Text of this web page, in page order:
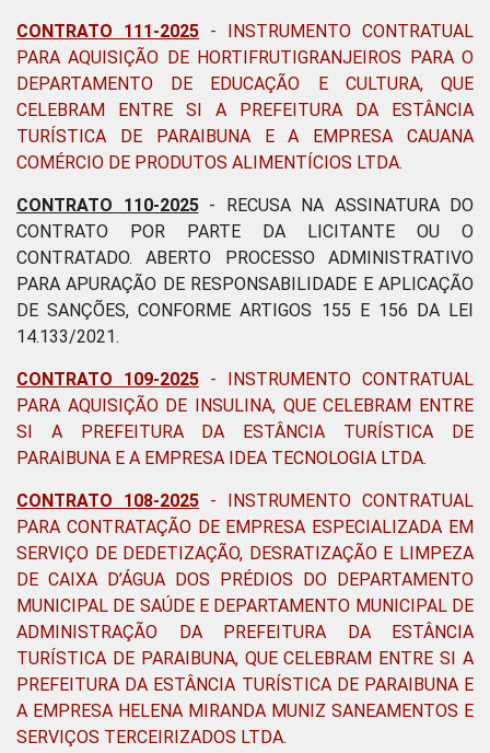
CONTRATO 111-2025 - INSTRUMENTO CONTRATUAL
PARA AQUISIÇÃO DE HORTIFRUTIGRANJEIROS PARA O
DEPARTAMENTO DE EDUCAÇÃO E CULTURA, QUE
CELEBRAM ENTRE SI A PREFEITURA DA ESTÂNCIA
TURÍSTICA DE PARAIBUNA E A EMPRESA CAUANA
COMÉRCIO DE PRODUTOS ALIMENTÍCIOS LTDA.
CONTRATO 110-2025- RECUSA NA ASSINATURA DO
CONTRATO POR PARTE DA LICITANTE OU O
CONTRATADO. ABERTO PROCESSO ADMINISTRATIVO
PARA APURAÇÃO DE RESPONSABILIDADE E APLICAÇÃO
DE SANÇÕES, CONFORME ARTIGOS 155 E 156 DA LEI
14.133/2021.
CONTRATO 109-2025 - INSTRUMENTO CONTRATUAL
PARA AQUISIÇÃO DE INSULINA, QUE CELEBRAM ENTRE
SI A PREFEITURA DA ESTÂNCIA TURÍSTICA DE
PARAIBUNA E A EMPRESA IDEA TECNOLOGIA LTDA.
CONTRATO 108-2025 - INSTRUMENTO CONTRATUAL
PARA CONTRATAÇÃO DE EMPRESA ESPECIALIZADA EM
SERVIÇO DE DEDETIZAÇÃO, DESRATIZAÇÃO E LIMPEZA
DE CAIXA D’ÁGUA DOS PRÉDIOS DO DEPARTAMENTO
MUNICIPAL DE SAÚDE E DEPARTAMENTO MUNICIPAL DE
ADMINISTRAÇÃO DA PREFEITURA DA ESTÂNCIA
TURÍSTICA DE PARAIBUNA, QUE CELEBRAM ENTRE SI A
PREFEITURA DA ESTÂNCIA TURÍSTICA DE PARAIBUNA E
A EMPRESA HELENA MIRANDA MUNIZ SANEAMENTOS E
SERVIÇOS TERCEIRIZADOS LTDA.